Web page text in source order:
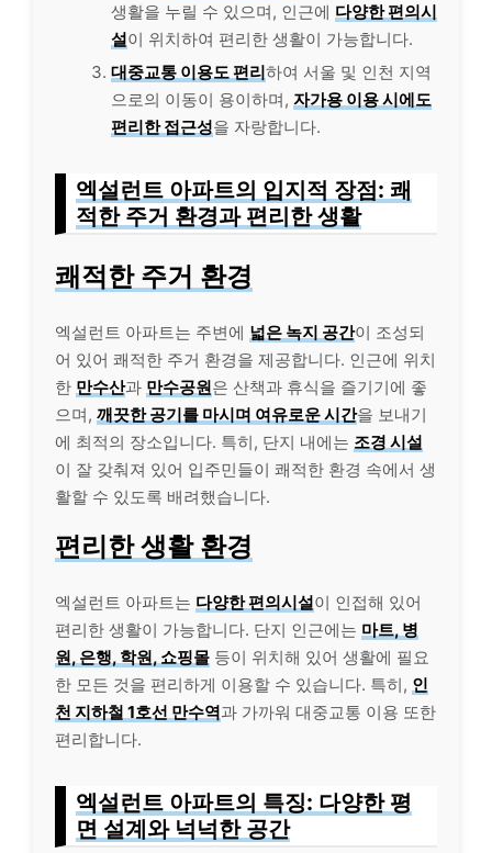
생활을 누릴 수 있으며, 인근에 다양한 편의시
설이 위치하여 편리한 생활이 가능합니다.
대중교통 이용도 편리하여 서울 및 인천 지역
으로의 이동이 용이하며, 자가용 이용 시에도
편리한 접근성을 자랑합니다.
엑설런트 아파트의 입지적 장점: 쾌
적한 주거 환경과 편리한 생활
쾌적한 주거 환경
엑설런트 아파트는 주변에 넓은 녹지 공간이 조성되
어 있어 쾌적한 주거 환경을 제공합니다. 인근에 위치
한 만수산과 만수공원은 산책과 휴식을 즐기기에 좋
으며, 깨끗한 공기를 마시며 여유로운 시간을 보내기
에 최적의 장소입니다. 특히, 단지 내에는 조경 시설
이 잘 갖춰져 있어 입주민들이 쾌적한 환경 속에서 생
활할 수 있도록 배려했습니다.
편리한 생활 환경
엑설런트 아파트는 다양한 편의시설이 인접해 있어
편리한 생활이 가능합니다. 단지 인근에는 마트, 병
원, 은행, 학원, 쇼핑몰 등이 위치해 있어 생활에 필요
한 모든 것을 편리하게 이용할 수 있습니다. 특히, 인
천 지하철 1호선 만수역과 가까워 대중교통 이용 또한
편리합니다.
엑설런트 아파트의 특징: 다양한 평
면 설계와 넉넉한 공간